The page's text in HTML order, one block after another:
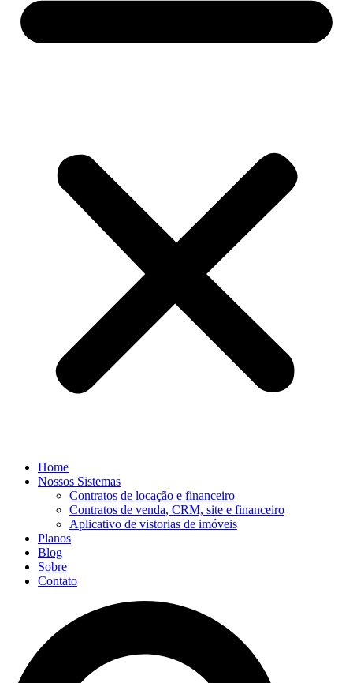
Home
Nossos Sistemas
Contratos de locação e financeiro
Contratos de venda, CRM, site e financeiro
Aplicativo de vistorias de imóveis
Planos
Blog
Sobre
Contato